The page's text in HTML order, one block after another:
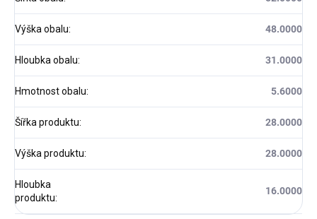
Výška obalu: 48.0000
Hloubka obalu: 31.0000
Hmotnost obalu: 5.6000
Šířka produktu: 28.0000
Výška produktu: 28.0000
Hloubka
produktu:
16.0000